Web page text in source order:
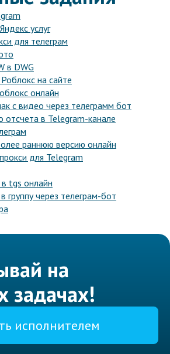
услуг
для телеграм
в DWG
на сайте
онлайн
с видео через телеграмм бот
отсчета в Telegram-канале
раннюю версию онлайн
для Telegram
tgs онлайн
через телеграм-бот
на
исполнителем